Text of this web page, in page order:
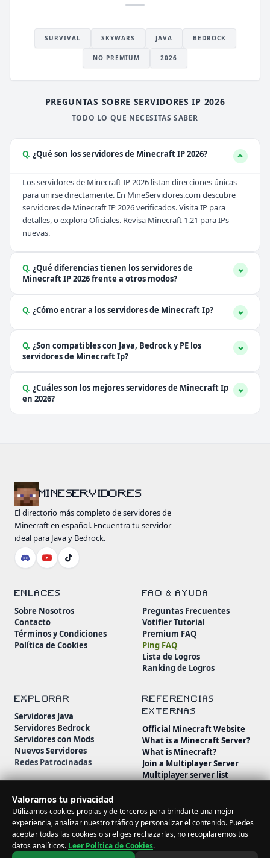
Valoramos tu privacidad
Utilizamos cookies propias y de terceros para brindarte una mejor
experiencia, analizar nuestro tráfico y personalizar el contenido. Puedes
aceptar todas las cookies o si eliges rechazarlas, no recopilaremos tus
datos analíticos. Leer Política de Cookies.
SURVIVAL SKYWARS JAVA BEDROCK
NO PREMIUM 2026
PREGUNTAS SOBRE SERVIDORES IP 2026
TODO LO QUE NECESITAS SABER
Q. ¿Qué son los servidores de Minecraft IP 2026?
Los servidores de Minecraft IP 2026 listan direcciones únicas
para unirse directamente. En MineServidores.com descubre
servidores de Minecraft IP 2026 verificados. VisitaIP para
detalles, o exploraOficiales. Revisa Minecraft 1.21 para IPs
nuevas.
Q. ¿Qué diferencias tienen los servidores de
Minecraft IP 2026 frente a otros modos?
Q. ¿Cómo entrar a los servidores de Minecraft Ip?
Q. ¿Son compatibles con Java, Bedrock y PE los
servidores de Minecraft Ip?
Q. ¿Cuáles son los mejores servidores de Minecraft Ip
en 2026?
MINESERVIDORES
El directorio más completo de servidores de
Minecraft en español. Encuentra tu servidor
ideal para Java y Bedrock.
ENLACES
Sobre Nosotros
Contacto
Términos y Condiciones
Política de Cookies
FAQ & AYUDA
Preguntas Frecuentes
Votifier Tutorial
Premium FAQ
Ping FAQ
Lista de Logros
Ranking de Logros
EXPLORAR
Servidores Java
Servidores Bedrock
Servidores con Mods
Nuevos Servidores
Redes Patrocinadas
REFERENCIAS
EXTERNAS
Official Minecraft Website
What is a Minecraft Server?
What is Minecraft?
Join a Multiplayer Server
Multiplayer server list